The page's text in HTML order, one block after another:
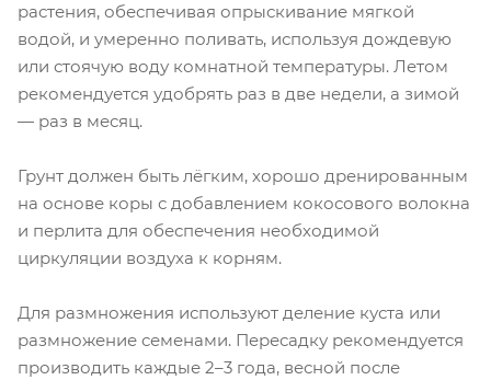
растения, обеспечивая опрыскивание мягкой
водой, и умеренно поливать, используя дождевую
или стоячую воду комнатной температуры. Летом
рекомендуется удобрять раз в две недели, а зимой
— раз в месяц.
Грунт должен быть лёгким, хорошо дренированным
на основе коры с добавлением кокосового волокна
и перлита для обеспечения необходимой
циркуляции воздуха к корням.
Для размножения используют деление куста или
размножение семенами. Пересадку рекомендуется
производить каждые 2–3 года, весной после